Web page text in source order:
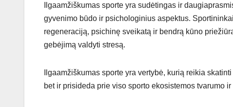
Ilgaamžiškumas sporte yra sudėtingas ir
gyvenimo būdo ir psichologinius aspektus.
regeneraciją, psichinę sveikatą ir bendrą kūno
gebėjimą valdyti stresą.
Ilgaamžiškumas sporte yra vertybė, kurią reikia
bet ir prisideda prie viso sporto ekosistemos tvarumo ir